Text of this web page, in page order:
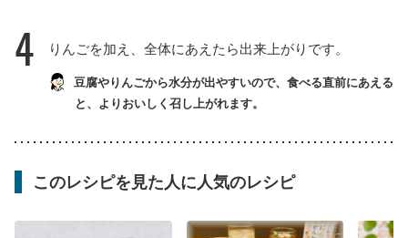
4 りんごを加え、全体にあえたら出来上がりです。
豆腐やりんごから水分が出やすいので、食べる直前にあえる
と、よりおいしく召し上がれます。
このレシピを見た人に人気のレシピ